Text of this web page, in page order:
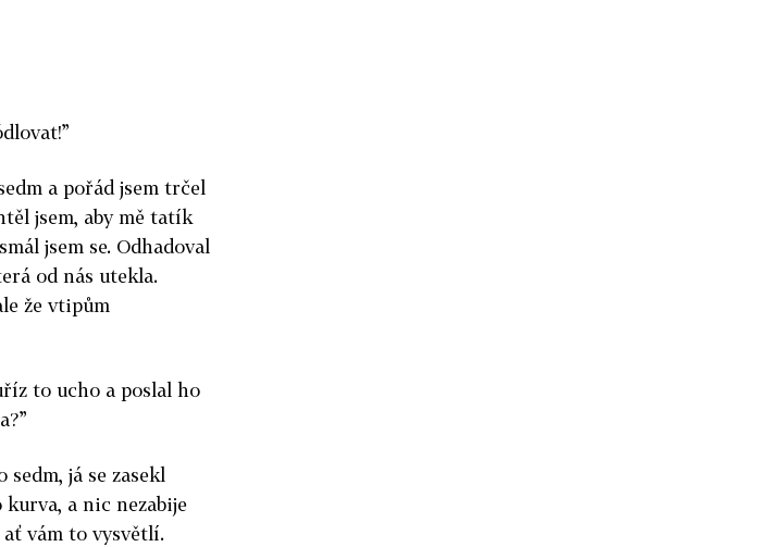
a pořád jsem trčel
jsem, aby mě tatík
jsem se. Odhadoval
od nás utekla.
že vtipům
to ucho a poslal ho
já se zasekl
a nic nezabije
vám to vysvětlí.